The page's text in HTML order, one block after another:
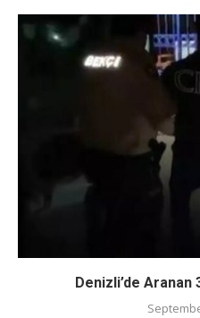
Denizli’de Aranan